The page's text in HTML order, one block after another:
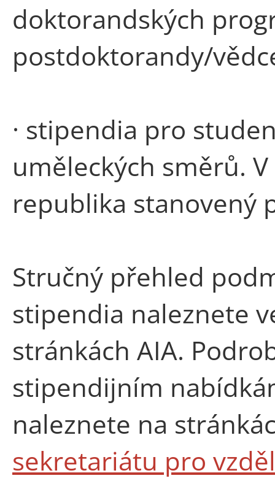
doktorandských
postdoktorandy/
· stipendia pro
uměleckých směrů.
republika stanovený
Stručný přehled
stipendia naleznete
stránkách AIA.
stipendijním
naleznete na
sekretariátu pro